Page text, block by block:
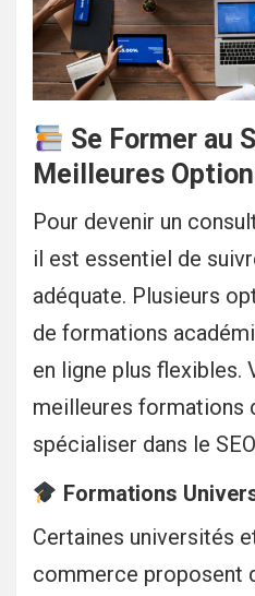
Se Former au
Meilleures
Pour devenir un
il est essentiel de
adéquate. Plusieurs
de formations
en ligne plus flexibles.
meilleures formations
spécialiser dans le
Formations
Certaines universités
commerce proposent